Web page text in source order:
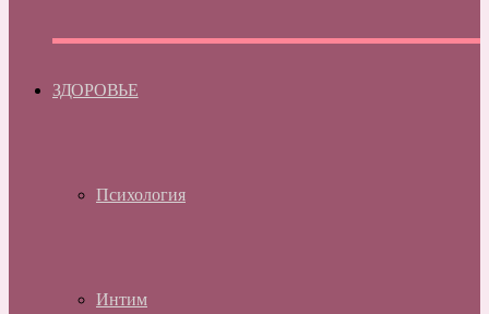
ЗДОРОВЬЕ
Психология
Интим